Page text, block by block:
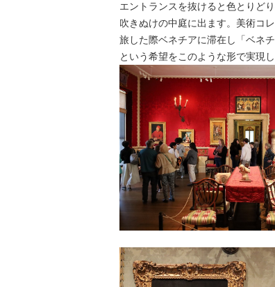
エントランスを抜けると色とりど
吹きぬけの中庭に出ます。美術コ
旅した際ベネチアに滞在し「ベネ
という希望をこのような形で実現し